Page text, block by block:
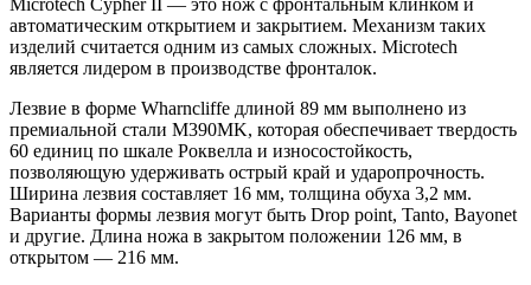
автоматическим открытием и закрытием. Механизм таких
изделий считается одним из самых сложных. Microtech
является лидером в производстве фронталок.
Лезвие в форме Wharncliffe длиной 89 мм выполнено из
премиальной стали M390MK, которая обеспечивает твердость
60 единиц по шкале Роквелла и износостойкость,
позволяющую удерживать острый край и ударопрочность.
Ширина лезвия составляет 16 мм, толщина обуха 3,2 мм.
Варианты формы лезвия могут быть Drop point, Tanto, Bayonet
и другие. Длина ножа в закрытом положении 126 мм, в
открытом — 216 мм.